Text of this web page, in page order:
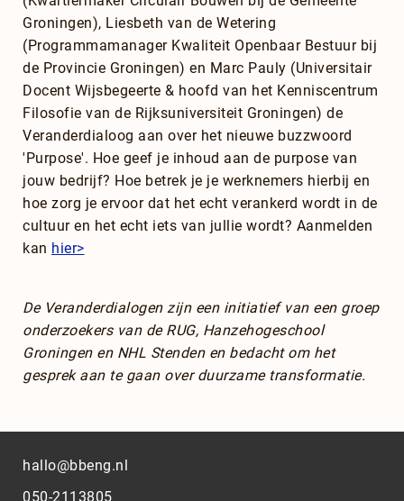
Groningen), Liesbeth van de Wetering
(Programmamanager Kwaliteit Openbaar Bestuur bij
de Provincie Groningen) en Marc Pauly (Universitair
Docent Wijsbegeerte & hoofd van het Kenniscentrum
Filosofie van de Rijksuniversiteit Groningen) de
Veranderdialoog aan over het nieuwe buzzwoord
'Purpose'. Hoe geef je inhoud aan de purpose van
jouw bedrijf? Hoe betrek je je werknemers hierbij en
hoe zorg je ervoor dat het echt verankerd wordt in de
cultuur en het echt iets van jullie wordt? Aanmelden
kan hier>
De Veranderdialogen zijn een initiatief van een groep
onderzoekers van de RUG, Hanzehogeschool
Groningen en NHL Stenden en bedacht om het
gesprek aan te gaan over duurzame transformatie.
hallo@bbeng.nl
050-2113805